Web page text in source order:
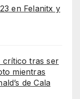
en Felanitx y
crítico tras ser
mientras
de Cala